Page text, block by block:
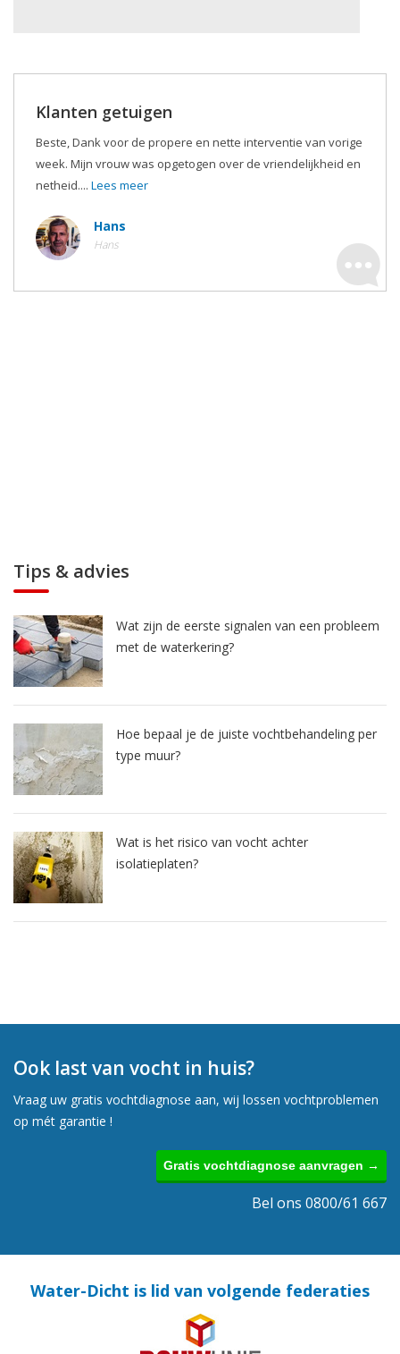
Klanten getuigen
Beste, Dank voor de propere en nette interventie van vorige
week. Mijn vrouw was opgetogen over de vriendelijkheid en
netheid.... Lees meer
Hans
Hans
Tips & advies
Wat zijn de eerste signalen van een probleem
met de waterkering?
Hoe bepaal je de juiste vochtbehandeling per
type muur?
Wat is het risico van vocht achter
isolatieplaten?
Ook last van vocht in huis?
Vraag uw gratis vochtdiagnose aan, wij lossen vochtproblemen
op mét garantie !
Gratis vochtdiagnose aanvragen →
Bel ons 0800/61 667
Water-Dicht is lid van volgende federaties